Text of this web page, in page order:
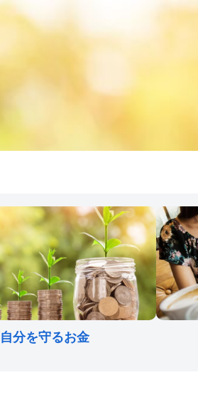
自分を守るお金